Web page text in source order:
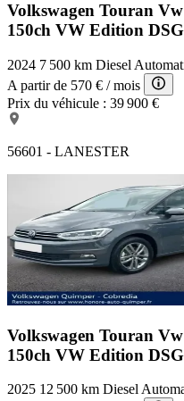
Volkswagen Touran
150ch VW Edition
2024 7 500 km Diesel
A partir de 570 € / mois
Prix du véhicule : 39 900 €
56601 - LANESTER
Volkswagen Touran
150ch VW Edition
2025 12 500 km Diesel